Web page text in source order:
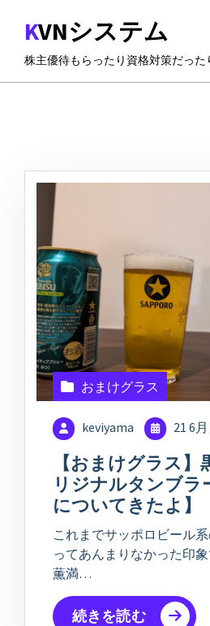
ツ
KVNシステム
株主優待もらったり資格対策だった
おまけグラス
keviyama 21 6
【おまけグラス】
リジナルタンブラ
についてきたよ】
これまでサッポロビール
ってあんまりなかった印
薫満…
続きを読む